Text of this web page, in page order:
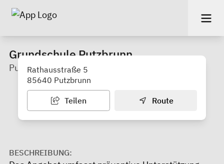
Grundschule Putzbrunn
Putzbrunn
Rathausstraße 5
85640 Putzbrunn
Teilen Route
BESCHREIBUNG: